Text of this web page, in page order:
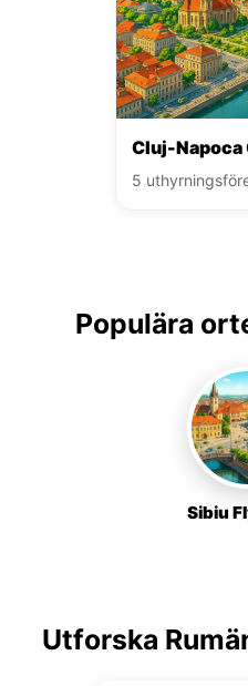
Cluj-Napoca
5
Populära
Sibiu
Utforska